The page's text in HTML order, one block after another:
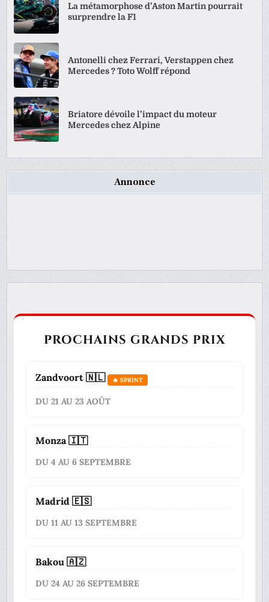
La métamorphose d’Aston Martin pourrait
surprendre la F1
Antonelli chez Ferrari, Verstappen chez
Mercedes ? Toto Wolff répond
Briatore dévoile l’impact du moteur
Mercedes chez Alpine
Annonce
PROCHAINS GRANDS PRIX
Zandvoort 🇳🇱 🔥 SPRINT
DU 21 AU 23 AOÛT
Monza 🇮🇹
DU 4 AU 6 SEPTEMBRE
Madrid 🇪🇸
DU 11 AU 13 SEPTEMBRE
Bakou 🇦🇿
DU 24 AU 26 SEPTEMBRE